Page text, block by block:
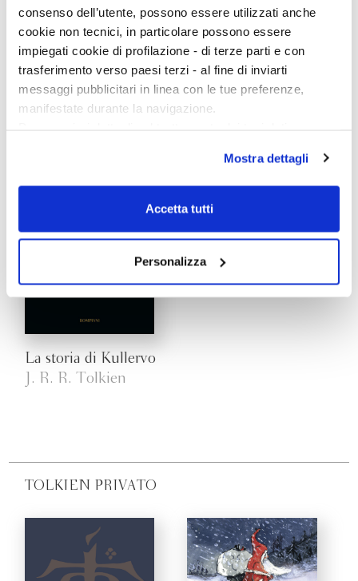
consenso dell’utente, possono essere utilizzati anche
cookie non tecnici, in particolare possono essere
impiegati cookie di profilazione - di terze parti e con
trasferimento verso paesi terzi - al fine di inviarti
messaggi pubblicitari in linea con le tue preferenze,
manifestate durante la navigazione.
scelte privacy sui cookie, ti invitiamo a prendere visione
dell’informativa cookie.
Chiudendo il banner tramite la “X” prosegui la
dei soli cookie tecnici. Selezionando “Accetta tutti” presti
il tuo consenso alla profilazione che potrai revocare in
ogni momentoRevoca
Mostra dettagli
Accetta tutti
Personalizza
L'Atlante della terra di
mezzo di Tolkien
Bombadil
La storia di Kullervo
J. R. R. Tolkien
TOLKIEN PRIVATO